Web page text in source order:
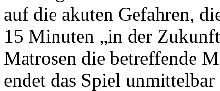
auf die akuten Gefahren,
15 Minuten „in der
Matrosen die betreffende
endet das Spiel